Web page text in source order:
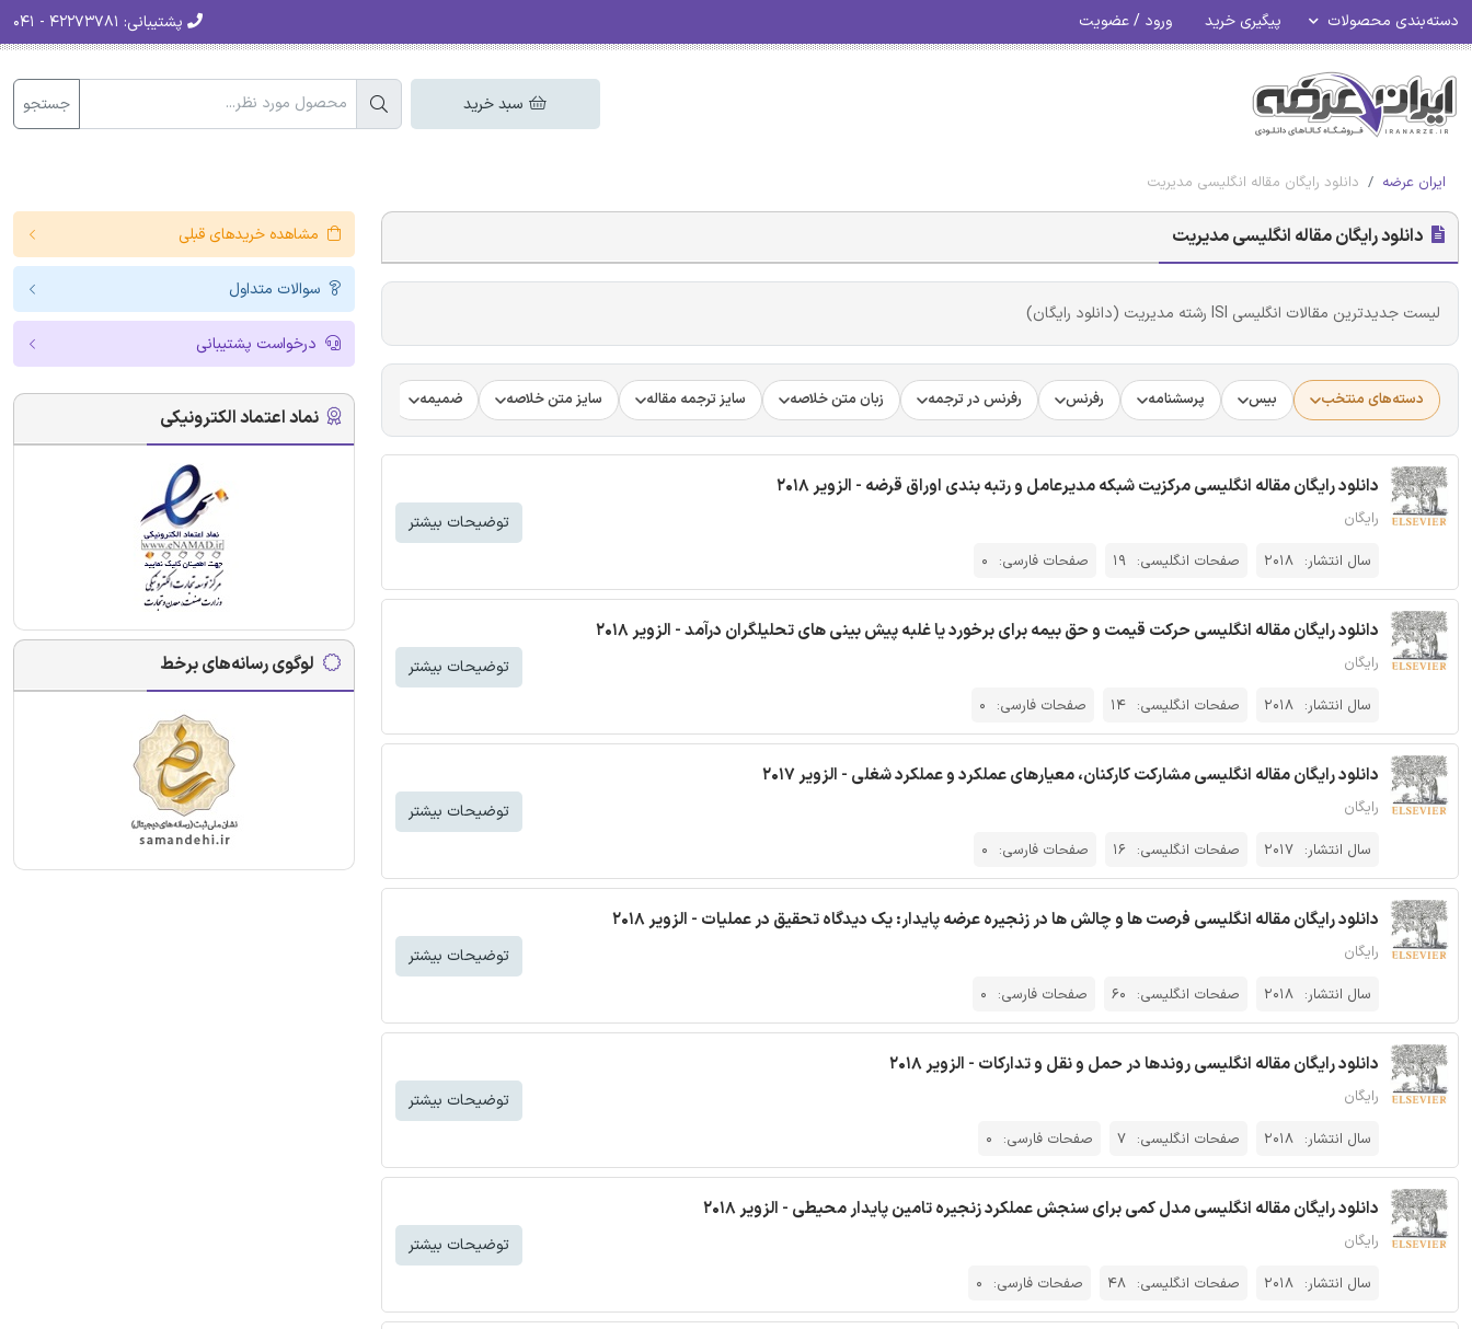
دسته‌بندی محصولات پیگیری خرید ورود / عضویت پشتیبانی:
سبد خرید جستجو
ایران عرضه دانلود رایگان مقاله انگلیسی مدیریت
دانلود رایگان مقاله انگلیسی مدیریت
لیست جدیدترین مقالات انگلیسی ISI رشته مدیریت (دانلود رایگان)
دسته‌های منتخب بیس پرسشنامه رفرنس رفرنس در ترجمه زبان متن خلاصه سایز ترجمه مقاله سایز متن خلاصه ضمیمه فرضیه فرمت ترجمه مقاله فرمت مقاله انگلیسی
دانلود رایگان مقاله انگلیسی مرکزیت شبکه مدیرعامل و رتبه بندی اوراق قرضه - الزویر 2018
رایگان
سال انتشار: 2018 صفحات انگلیسی: 19 صفحات فارسی: 0
توضیحات بیشتر
دانلود رایگان مقاله انگلیسی حرکت قیمت و حق بیمه برای برخورد یا غلبه پیش بینی های تحلیلگران درآمد - الزویر 2018
رایگان
سال انتشار: 2018 صفحات انگلیسی: 14 صفحات فارسی: 0
توضیحات بیشتر
دانلود رایگان مقاله انگلیسی مشارکت کارکنان، معیارهای عملکرد و عملکرد شغلی - الزویر 2017
رایگان
سال انتشار: 2017 صفحات انگلیسی: 16 صفحات فارسی: 0
توضیحات بیشتر
دانلود رایگان مقاله انگلیسی فرصت ها و چالش ها در زنجیره عرضه پایدار: یک دیدگاه تحقیق در عملیات - الزویر 2018
رایگان
سال انتشار: 2018 صفحات انگلیسی: 60 صفحات فارسی: 0
توضیحات بیشتر
دانلود رایگان مقاله انگلیسی روندها در حمل و نقل و تدارکات - الزویر 2018
رایگان
سال انتشار: 2018 صفحات انگلیسی: 7 صفحات فارسی: 0
توضیحات بیشتر
دانلود رایگان مقاله انگلیسی مدل کمی برای سنجش عملکرد زنجیره تامین پایدار محیطی - الزویر 2018
رایگان
سال انتشار: 2018 صفحات انگلیسی: 48 صفحات فارسی: 0
توضیحات بیشتر
مشاهده خریدهای قبلی
سوالات متداول
درخواست پشتیبانی
نماد اعتماد الکترونیکی
لوگوی رسانه‌های برخط